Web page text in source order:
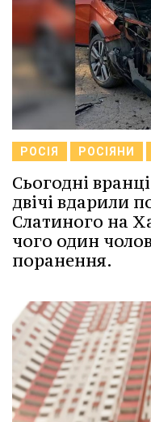
РОСІЯ РОСІЯНИ
Сьогодні
двічі вдарили
Слатиного на
чого один
поранення.